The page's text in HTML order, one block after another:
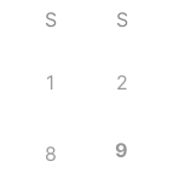
S S
1 2
8 9